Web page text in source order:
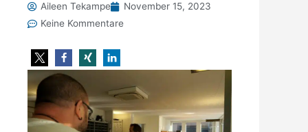
Aileen Tekampe
November 15, 2023
Keine Kommentare